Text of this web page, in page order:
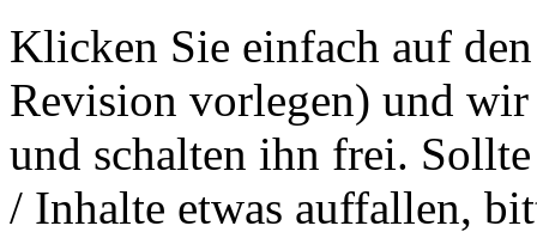
Klicken Sie einfach auf
Revision vorlegen) und
und schalten ihn frei.
/ Inhalte etwas auffallen,